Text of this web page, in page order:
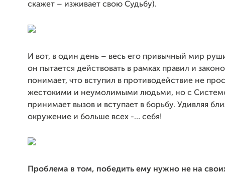
скажет – изживает свою Судьбу).
И вот, в один день – весь его привычный мир
он пытается действовать в рамках правил и
понимает, что вступил в противодействие не
жестокими и неумолимыми людьми, но с
принимает вызов и вступает в борьбу. Удивляя
окружение и больше всех -… себя!
Проблема в том, победить ему нужно не на